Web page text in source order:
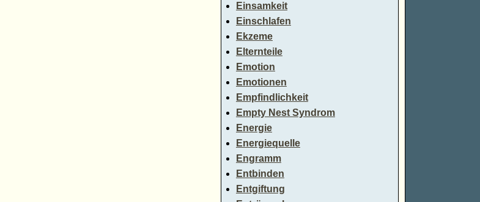
Einsamkeit
Einschlafen
Ekzeme
Elternteile
Emotion
Emotionen
Empfindlichkeit
Empty Nest Syndrom
Energie
Energiequelle
Engramm
Entbinden
Entgiftung